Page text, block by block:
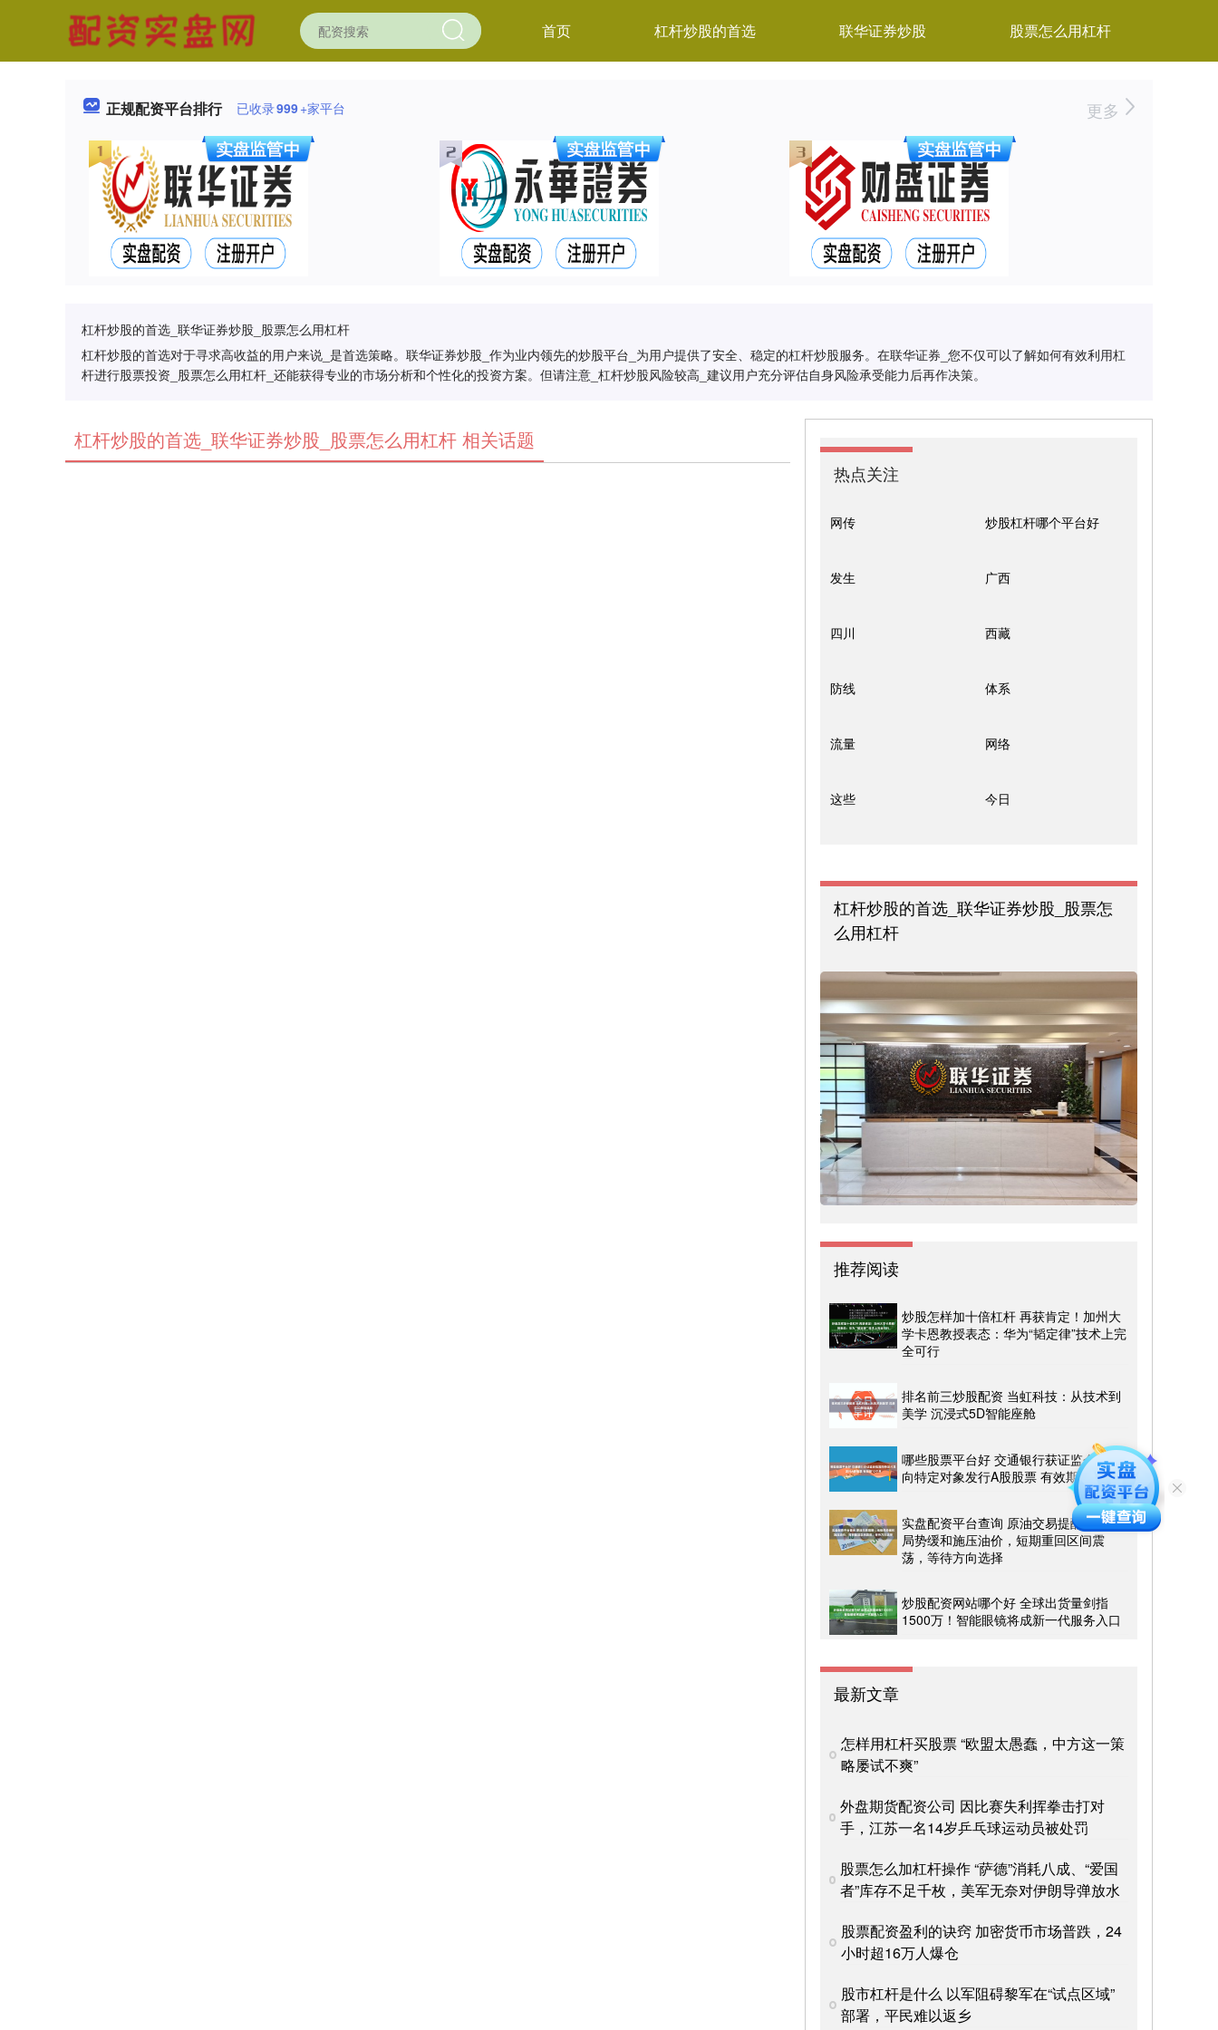
首页 杠杆炒股的首选 联华证券炒股 股票怎么用杠杆
正规配资平台排行 已收录999+家平台 更多
杠杆炒股的首选_联华证券炒股_股票怎么用杠杆
杠杆炒股的首选对于寻求高收益的用户来说_是首选策略。联华证券炒股_作为业内领先的炒股平台_为用户提供了安全、稳定的杠杆炒股服务。在联华证券_您不仅可以了解如何有效利用杠
杆进行股票投资_股票怎么用杠杆_还能获得专业的市场分析和个性化的投资方案。但请注意_杠杆炒股风险较高_建议用户充分评估自身风险承受能力后再作决策。
杠杆炒股的首选_联华证券炒股_股票怎么用杠杆 相关话题
热点关注
网传 炒股杠杆哪个平台好
发生 广西
四川 西藏
防线 体系
流量 网络
这些 今日
杠杆炒股的首选_联华证券炒股_股票怎
么用杠杆
推荐阅读
炒股怎样加十倍杠杆 再获肯定！加州大
学卡恩教授表态：华为“韬定律”技术上完
全可行
排名前三炒股配资 当虹科技：从技术到
美学 沉浸式5D智能座舱
哪些股票平台好 交通银行获证监会批准
向特定对象发行A股股票 有效期12个月
实盘配资平台查询 原油交易提醒：地缘
局势缓和施压油价，短期重回区间震
荡，等待方向选择
炒股配资网站哪个好 全球出货量剑指
1500万！智能眼镜将成新一代服务入口
最新文章
怎样用杠杆买股票 “欧盟太愚蠢，中方这一策
略屡试不爽”
外盘期货配资公司 因比赛失利挥拳击打对
手，江苏一名14岁乒乓球运动员被处罚
股票怎么加杠杆操作 “萨德”消耗八成、“爱国
者”库存不足千枚，美军无奈对伊朗导弹放水
股票配资盈利的诀窍 加密货币市场普跌，24
小时超16万人爆仓
股市杠杆是什么 以军阻碍黎军在“试点区域”
部署，平民难以返乡